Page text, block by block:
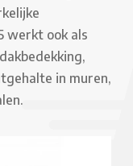
werkt ook als
in muren,